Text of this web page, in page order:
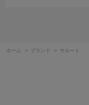
ホーム > ブランド > サルート